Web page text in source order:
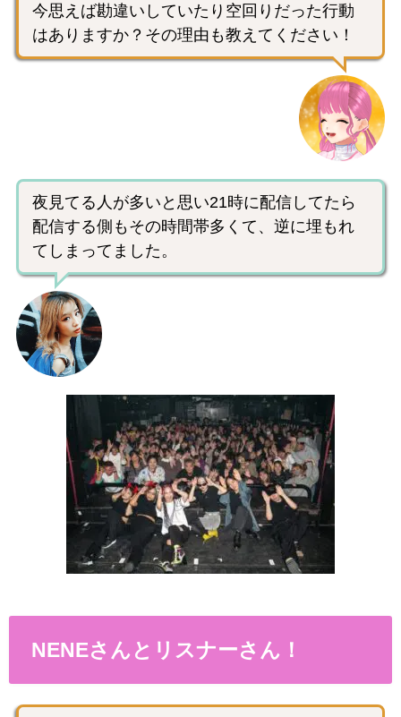
今思えば勘違いしていたり空回りだった行動
はありますか？その理由も教えてください！
夜見てる人が多いと思い21時に配信してたら
配信する側もその時間帯多くて、逆に埋もれ
てしまってました。
NENEさんとリスナーさん！